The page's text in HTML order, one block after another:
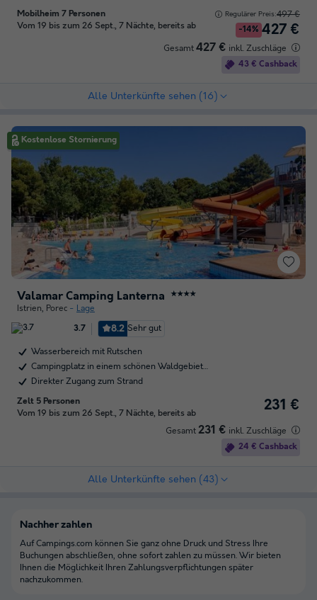
Mobilheim 7 Personen
Vom 19 bis zum 26 Sept., 7 Nächte, bereits ab
Regulärer Preis:497 €
-14% 427 €
Gesamt 427 € inkl. Zuschläge
43 € Cashback
Alle Unterkünfte sehen (16)
Kostenlose Stornierung
Valamar Camping Lanterna ★★★★
Istrien, Porec Lage
3.7 8.2 Sehr gut
Wasserbereich mit Rutschen
Campingplatz in einem schönen Waldgebiet…
Direkter Zugang zum Strand
Zelt 5 Personen
Vom 19 bis zum 26 Sept., 7 Nächte, bereits ab
231 €
Gesamt 231 € inkl. Zuschläge
24 € Cashback
Alle Unterkünfte sehen (43)
Nachher zahlen
Auf Campings.com können Sie ganz ohne Druck und Stress Ihre
Buchungen abschließen, ohne sofort zahlen zu müssen. Wir bieten
Ihnen die Möglichkeit Ihren Zahlungsverpflichtungen später
nachzukommen.